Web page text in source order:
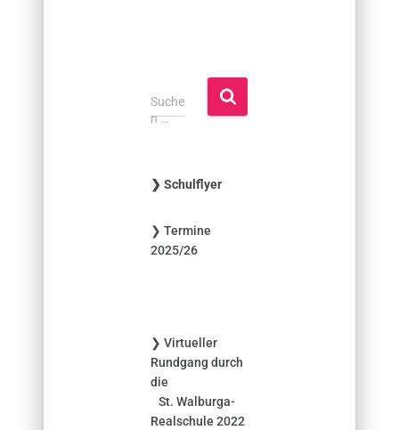
S
u
n
a
c
Suche
n …
❯ Schulflyer
❯ Termine
2025/26
❯ Virtueller
Rundgang durch
die
St. Walburga-
Realschule 2022